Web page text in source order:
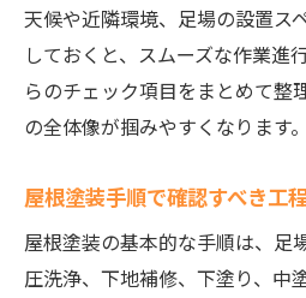
天候や近隣環境、足場の設置ス
しておくと、スムーズな作業進
らのチェック項目をまとめて整
の全体像が掴みやすくなります。
屋根塗装手順で確認すべき工
屋根塗装の基本的な手順は、足
圧洗浄、下地補修、下塗り、中